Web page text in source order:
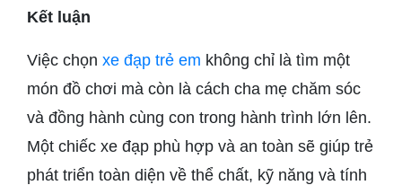
Kết luận
Việc chọn xe đạp trẻ em không chỉ là tìm một
món đồ chơi mà còn là cách cha mẹ chăm sóc
và đồng hành cùng con trong hành trình lớn lên.
Một chiếc xe đạp phù hợp và an toàn sẽ giúp trẻ
phát triển toàn diện về thể chất, kỹ năng và tính